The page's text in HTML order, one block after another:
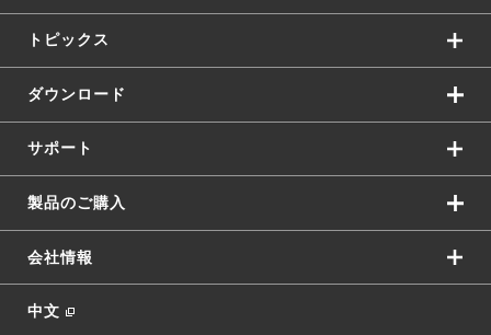
トピックス
ダウンロード
サポート
製品のご購入
会社情報
中文